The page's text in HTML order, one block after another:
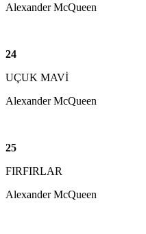
Alexander McQueen
24
UÇUK MAVİ
Alexander McQueen
25
FIRFIRLAR
Alexander McQueen